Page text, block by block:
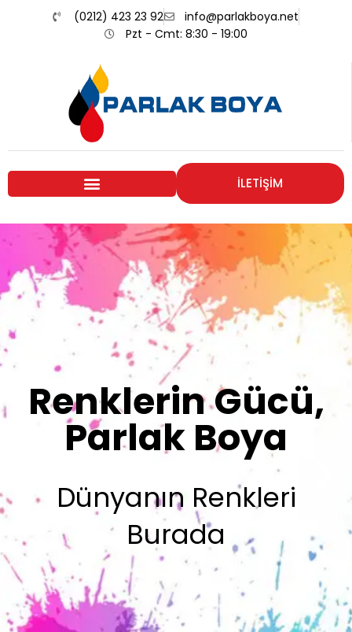
(0212) 423 23 92
info@parlakboya.net
Pzt - Cmt: 8:30 - 19:00
İLETİŞİM
Renklerimiz
Sizin İmzanız
Olsun